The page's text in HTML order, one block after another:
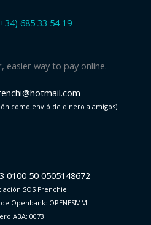
685 33 54 19
como envió de dinero a amigos)
0100 50 0505148672
SOS Frenchie
Openbank: OPENESMM
ABA: 0073